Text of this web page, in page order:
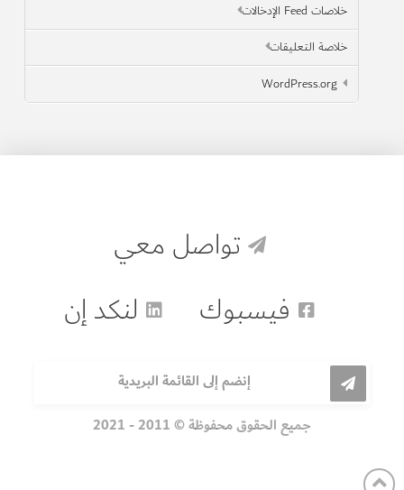
خلاصات Feed الإدخالات
خلاصة التعليقات
WordPress.org
تواصل معي
فيسبوك
لنكد إن
إنضم إلى القائمة البريدية
جميع الحقوق محفوظة © 2011 - 2021